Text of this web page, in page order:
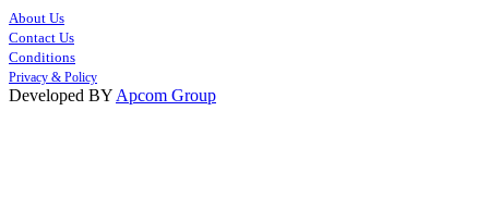
About Us
Contact Us
Conditions
Privacy & Policy
Developed BY Apcom Group